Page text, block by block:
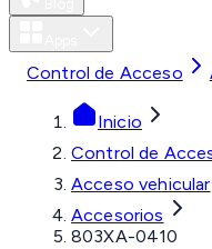
Control de Acceso
Inicio
Control de
Acceso vehicular
Accesorios
803XA-0410